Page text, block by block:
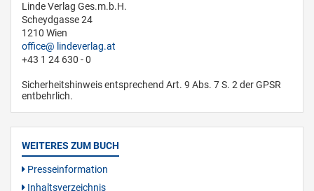
Linde Verlag Ges.m.b.H.
Scheydgasse 24
1210 Wien
office
lindeverlag.at
+43 1 24 630 - 0
Sicherheitshinweis entsprechend Art. 9 Abs. 7 S. 2 der GPSR
entbehrlich.
WEITERES ZUM BUCH
Presseinformation
Inhaltsverzeichnis